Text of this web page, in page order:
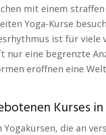
mit einem
Yoga-Kurse
ist für viele
nur eine begrenzte
eröffnen eine
Kurses
die an